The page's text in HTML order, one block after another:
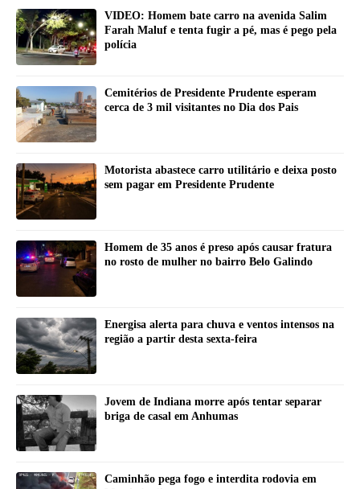
VIDEO: Homem bate carro na avenida Salim
Farah Maluf e tenta fugir a pé, mas é pego pela
polícia
Cemitérios de Presidente Prudente esperam
cerca de 3 mil visitantes no Dia dos Pais
Motorista abastece carro utilitário e deixa posto
sem pagar em Presidente Prudente
Homem de 35 anos é preso após causar fratura
no rosto de mulher no bairro Belo Galindo
Energisa alerta para chuva e ventos intensos na
região a partir desta sexta-feira
Jovem de Indiana morre após tentar separar
briga de casal em Anhumas
Caminhão pega fogo e interdita rodovia em